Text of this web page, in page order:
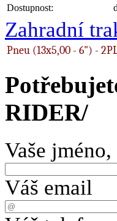
Dostupnost:
Zahradní
Pneu (13x5,00 - 6") -
RIDER/
Vaše
Váš email